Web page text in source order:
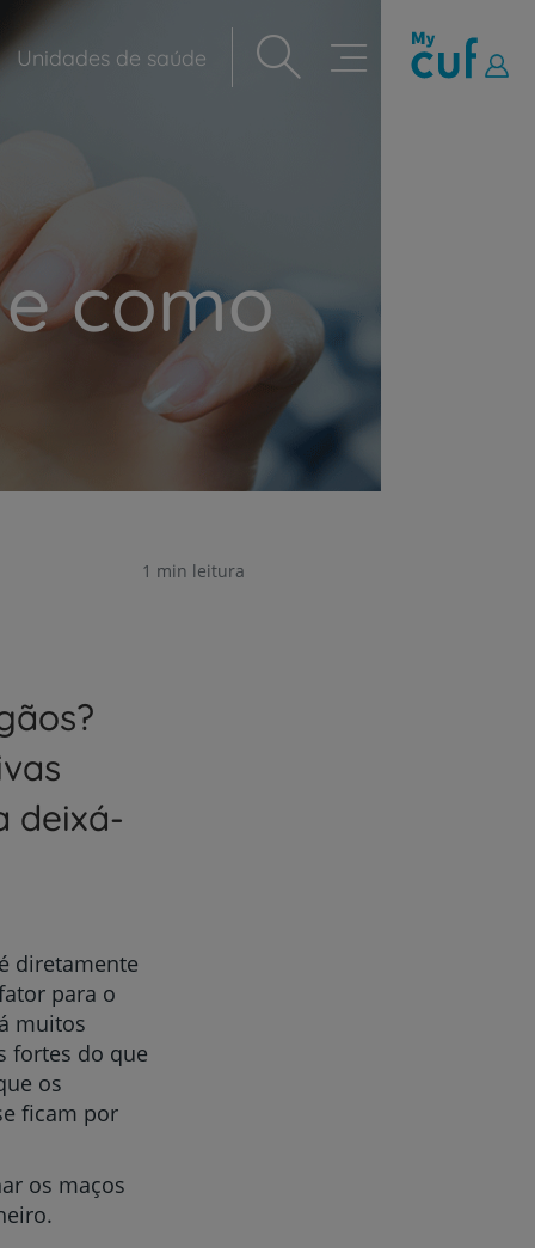
Navegação
Unidades de saúde
como
1 min leitura
deixá-
diretamente
para o
muitos
fortes do que
os
ficam por
os maços